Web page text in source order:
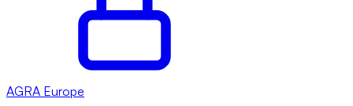
AGRA Europe